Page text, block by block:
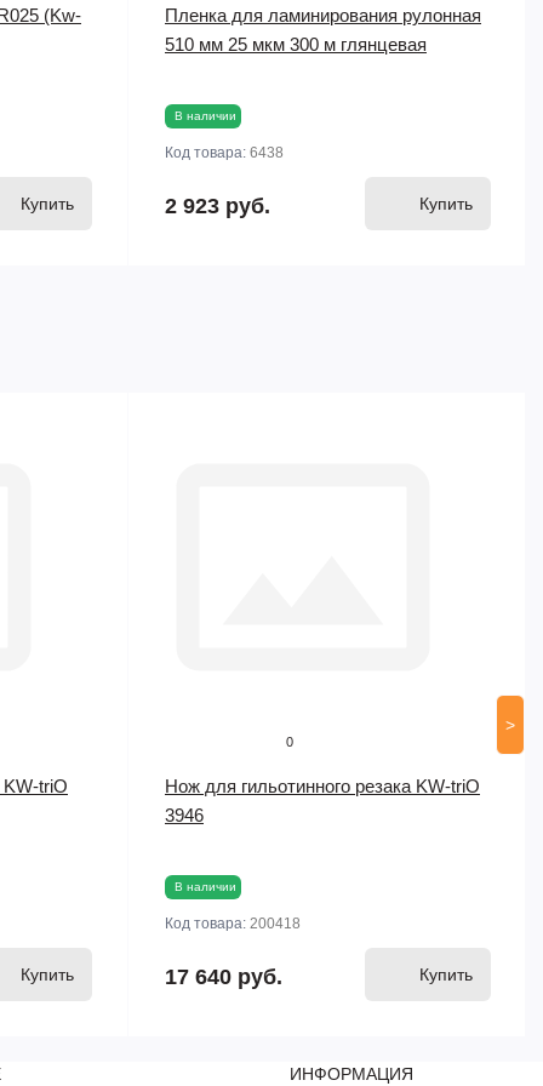
(Kw-
Купить
Пленка для ламинирования рулонная
510 мм 25 мкм 300 м глянцевая
В наличии
Код товара: 6438
2 923 руб. Купить
triO
Купить
0
Нож для гильотинного резака KW-triO
3946
В наличии
Код товара: 200418
17 640 руб. Купить
>
ИНФОРМАЦИЯ